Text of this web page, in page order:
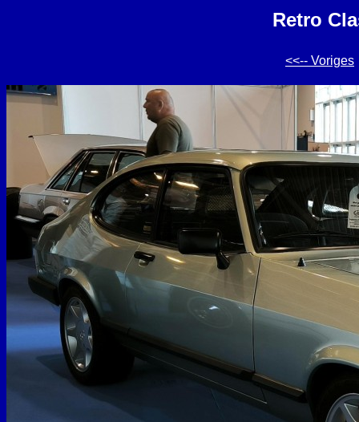
Retro
<<-- Voriges